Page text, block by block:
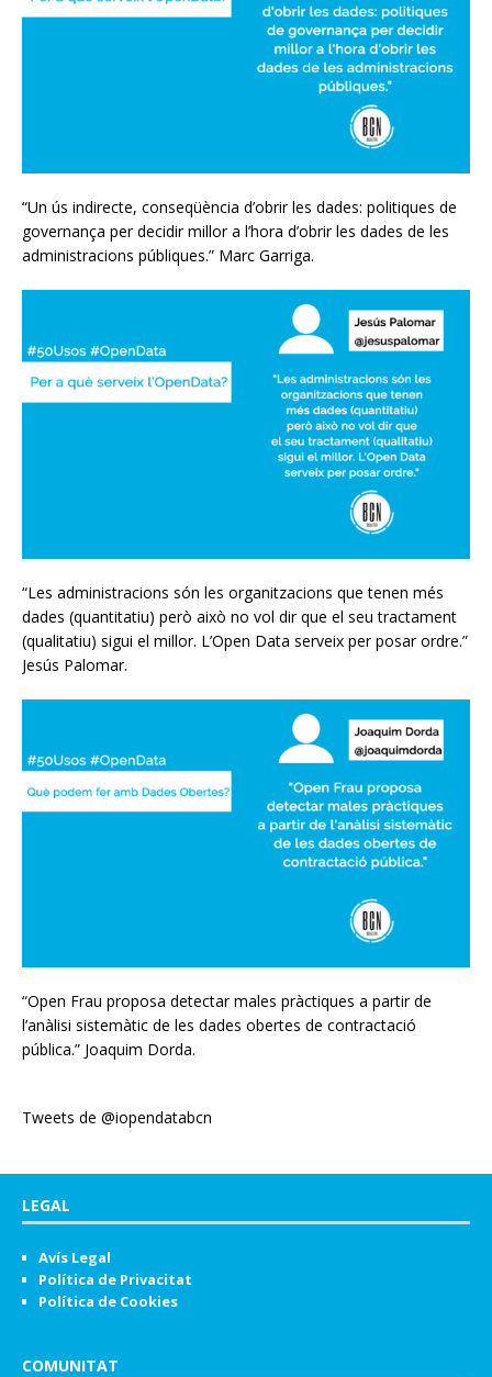
“Un ús indirecte, conseqüència d’obrir les dades: politiques de
governança per decidir millor a l’hora d’obrir les dades de les
administracions públiques.” Marc Garriga.
“Les administracions són les organitzacions que tenen més
dades (quantitatiu) però això no vol dir que el seu tractament
(qualitatiu) sigui el millor. L’Open Data serveix per posar ordre.”
Jesús Palomar.
“Open Frau proposa detectar males pràctiques a partir de
l’anàlisi sistemàtic de les dades obertes de contractació
pública.” Joaquim Dorda.
Tweets de @iopendatabcn
LEGAL
Avís Legal
Política de Privacitat
Política de Cookies
COMUNITAT